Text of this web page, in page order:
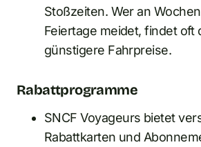
Stoßzeiten. Wer an
Feiertage meidet, findet oft
günstigere Fahrpreise.
Rabattprogramme
SNCF Voyageurs bietet
Rabattkarten und